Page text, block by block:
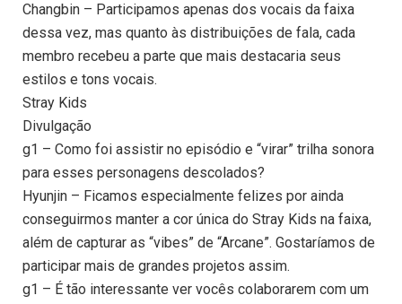
Changbin – Participamos apenas dos vocais da faixa
dessa vez, mas quanto às distribuições de fala, cada
membro recebeu a parte que mais destacaria seus
estilos e tons vocais.
Stray Kids
Divulgação
g1 – Como foi assistir no episódio e “virar” trilha sonora
para esses personagens descolados?
Hyunjin – Ficamos especialmente felizes por ainda
conseguirmos manter a cor única do Stray Kids na faixa,
além de capturar as “vibes” de “Arcane”. Gostaríamos de
participar mais de grandes projetos assim.
g1 – É tão interessante ver vocês colaborarem com um